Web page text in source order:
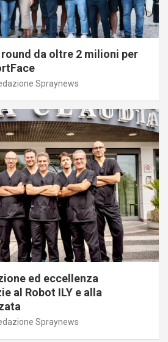
round da oltre 2 milioni per
Spraynews
ed eccellenza
al Robot ILY e alla
Spraynews